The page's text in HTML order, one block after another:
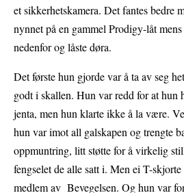
et sikkerhetskamera. Det fantes bedre
nynnet på en gammel Prodigy-låt
nedenfor og låste døra.
Det første hun gjorde var å ta av seg
godt i skallen. Hun var redd for at hun
jenta, men hun klarte ikke å la være.
hun var imot all galskapen og trengte
oppmuntring, litt støtte for å virkelig
fengselet de alle satt i. Men ei T-
medlem av Bevegelsen. Og hun var